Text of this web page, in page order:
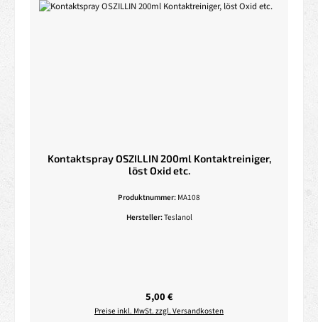
Kontaktspray OSZILLIN 200ml Kontaktreiniger,
löst Oxid etc.
Produktnummer: MA108
Hersteller:Teslanol
Regulärer Preis:
5,00 €
Preise inkl. MwSt. zzgl. Versandkosten